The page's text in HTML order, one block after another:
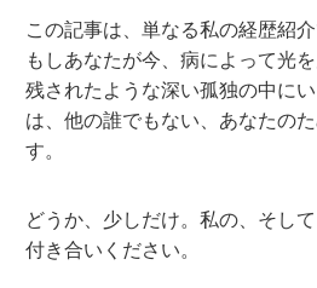
この記事は、単なる私の経歴紹介
もしあなたが今、病によって光
残されたような深い孤独の中に
は、他の誰でもない、あなたの
す。
どうか、少しだけ。私の、そし
付き合いください。